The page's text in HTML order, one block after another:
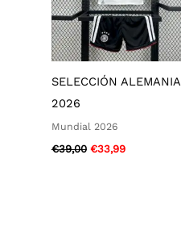
SELECCIÓN ALEMANIA
2026
Mundial 2026
€39,00 €33,99